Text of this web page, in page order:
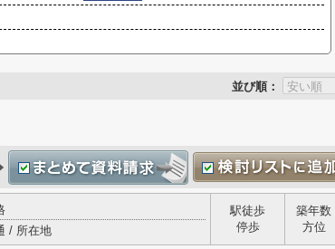
並び順：
/ 所在地
駅徒歩
停歩
築年数
方位